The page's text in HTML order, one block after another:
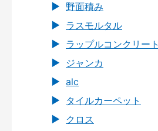
野面積み
ラスモルタル
ラップルコンクリート
ジャンカ
alc
タイルカーペット
クロス